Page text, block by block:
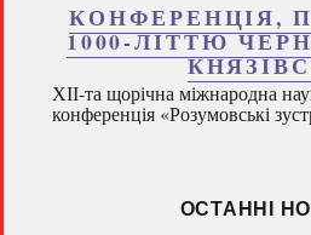
КОНФЕРЕНЦІЯ,
1000-ЛІТТЮ
ХІІ-та щорічна міжнародна
конференція «Розумовські
ОСТАННІ